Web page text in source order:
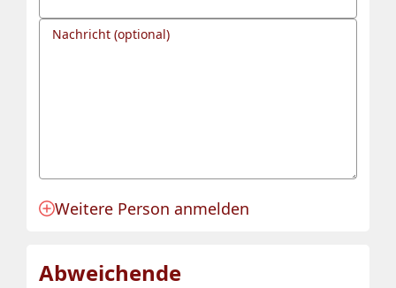
Nachricht (optional)
Anmeldung für eine Person angelegt.
Weitere Person anmelden
Abweichende